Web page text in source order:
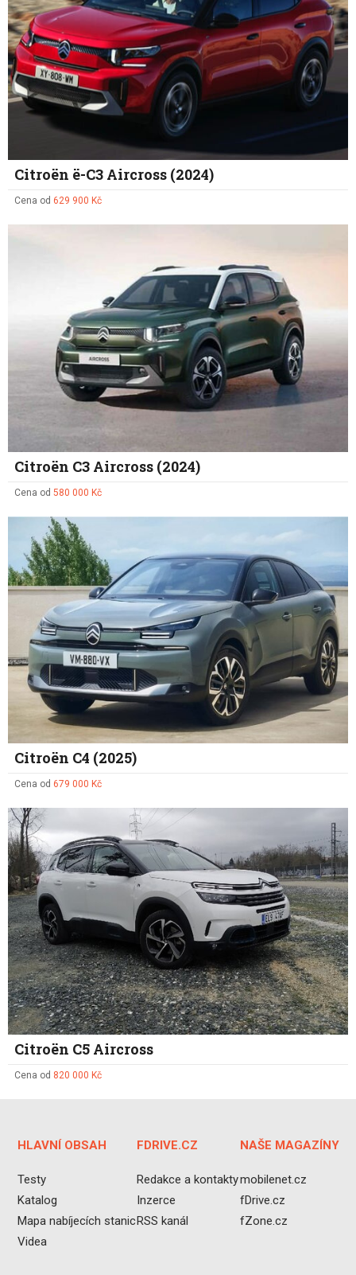
Citroën ë-C3 Aircross (2024)
Cena od 629 900 Kč
Citroën C3 Aircross (2024)
Cena od 580 000 Kč
Citroën C4 (2025)
Cena od 679 000 Kč
Citroën C5 Aircross
Cena od 820 000 Kč
HLAVNÍ OBSAH
Testy
Katalog
Mapa nabíjecích stanic
Videa
FDRIVE.CZ
Redakce a kontakty
Inzerce
RSS kanál
NAŠE MAGAZÍNY
mobilenet.cz
fDrive.cz
fZone.cz